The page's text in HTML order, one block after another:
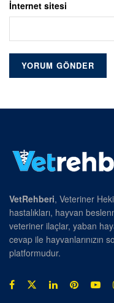
İnternet sitesi
VetRehberi, Veteriner
hastalıkları, hayvan
veteriner ilaçlar, yaban
cevap ile hayvanlarınızın
platformudur.